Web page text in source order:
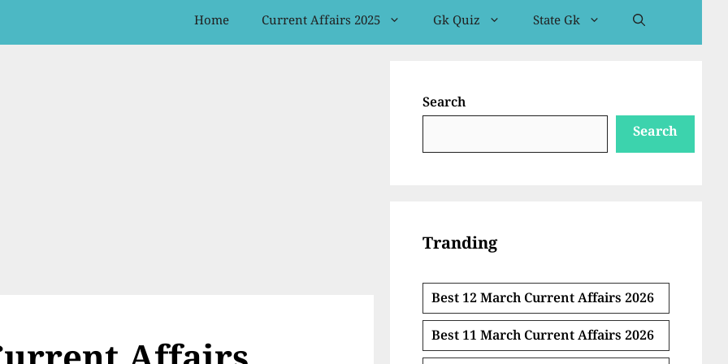
Home Current Affairs 2025 Gk Quiz State Gk
Search
Search
Tranding
Best 12 March Current Affairs 2026
Best 11 March Current Affairs 2026